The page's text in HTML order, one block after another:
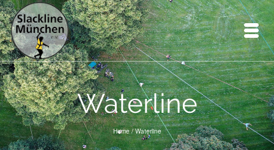
Waterline
Home / Waterline